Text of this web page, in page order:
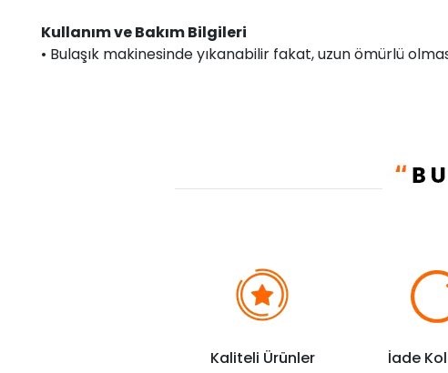
Kullanım ve Bakım Bilgileri
• Bulaşık makinesinde yıkanabilir fakat, uzun ömürlü
Kaliteli Ürünler İade